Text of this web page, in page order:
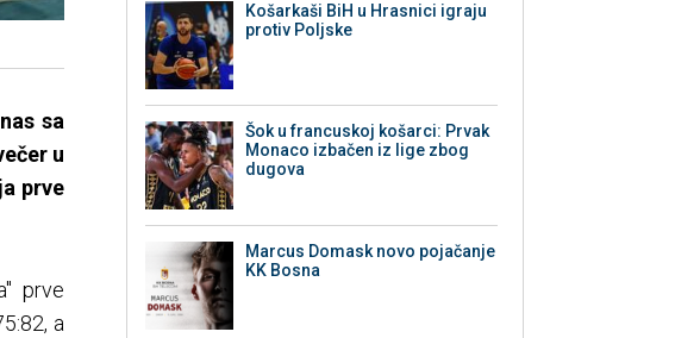
sa
u
prve
prve
a
Košarkaši BiH u Hrasnici igraju
protiv Poljske
Šok u francuskoj košarci: Prvak
Monaco izbačen iz lige zbog
dugova
Marcus Domask novo pojačanje
KK Bosna